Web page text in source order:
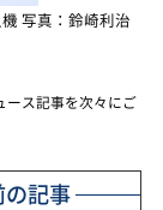
写真：鈴崎利治
ス記事を次々にご
の記事